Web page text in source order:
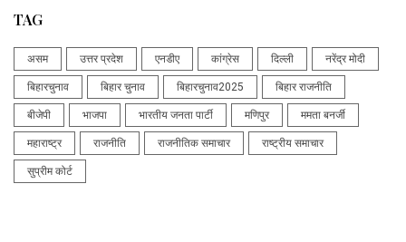
TAG
असम उत्तर प्रदेश एनडीए कांग्रेस दिल्ली नरेंद्र मोदी
बिहारचुनाव बिहार चुनाव बिहारचुनाव2025 बिहार राजनीति
बीजेपी भाजपा भारतीय जनता पार्टी मणिपुर ममता बनर्जी
महाराष्ट्र राजनीति राजनीतिक समाचार राष्ट्रीय समाचार
सुप्रीम कोर्ट